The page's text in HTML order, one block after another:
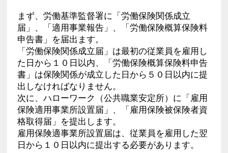
まず、労働基準監督署に「労働保険関係成立
届」、「適用事業報告」、「労働保険概算保険料
申告書」を届出ます。
「労働保険関係成立届」は最初の従業員を雇用し
た日から１０日以内、「労働保険概算保険料申告
書」は保険関係が成立した日から５０日以内に提
出しなければなりません。
次に、ハローワーク（公共職業安定所）に「雇用
保険適用事業所設置届」、「雇用保険被保険者資
格取得届」を提出します。
雇用保険適事業所設置届は、従業員を雇用した翌
日から１０日以内に提出する必要があります。